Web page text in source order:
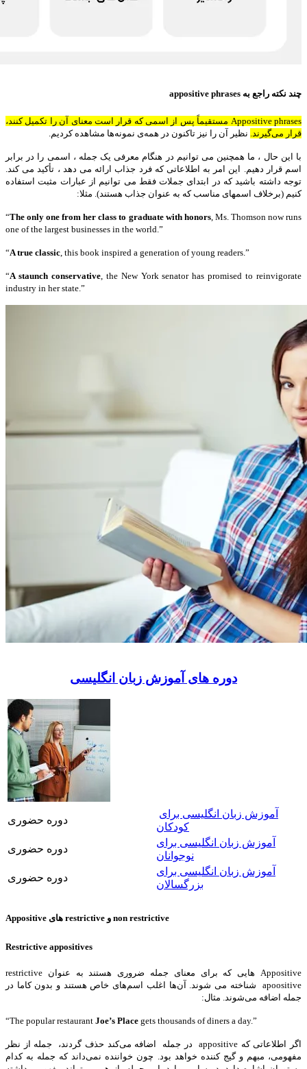
چند نکته راجع به appositive phrases
Appositive phrases مستقیماً پس از اسمی که قرار است معنای آن را تکمیل کنند،
قرار می‌گیرند. نظیر آن را نیز تاکنون در همه‌ی نمونه‌ها مشاهده کردیم.
با این حال ، ما همچنین می توانیم در هنگام معرفی یک جمله ، اسمی را در برابر
اسم قرار دهیم. این امر به اطلاعاتی که فرد جذاب ارائه می دهد ، تأکید می کند.
توجه داشته باشید که در ابتدای جملات فقط می توانیم از عبارات مثبت استفاده
کنیم (برخلاف اسمهای مناسب که به عنوان جذاب هستند). مثلا:
“The only one from her class to graduate with honors, Ms. Thomson now runs
one of the largest businesses in the world.”
“A true classic , this book inspired a generation of young readers.”
“A staunch conservative, the New York senator has promised to reinvigorate
industry in her state.”
دوره های آموزش زبان انگلیسی
دوره حضوری
آموزش زبان انگلیسی برای
کودکان
دوره حضوری
آموزش زبان انگلیسی برای
نوجوانان
دوره حضوری
آموزش زبان انگلیسی برای
بزرگسالان
Appositive های restrictive و non restrictive
Restrictive appositives
Appositive هایی که برای معنای جمله ضروری هستند به عنوان restrictive
apoositive شناخته می شوند. آن‌‌ها اغلب اسم‌های خاص هستند و بدون کاما در
جمله اضافه می‌شوند. مثال:
“The popular restaurant Joe’s Place gets thousands of diners a day.”
اگر اطلاعاتی که appositive در جمله اضافه می‌کند حذف گردند، جمله از نظر
مفهومی، مبهم و گیج کننده خواهد بود. چون خواننده نمی‌داند که جمله به کدام